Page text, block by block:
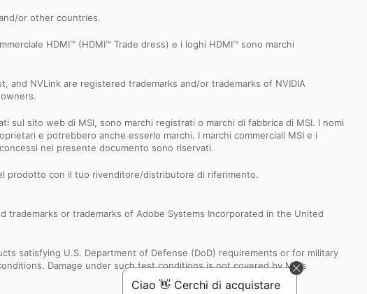
or other countries.
HDMI™ (HDMI™ Trade dress) e i loghi HDMI™ sono marchi
and NVLink are registered trademarks and/or trademarks of NVIDIA
sul sito web di MSI, sono marchi registrati o marchi di fabbrica di MSI. I nomi
e potrebbero anche esserlo marchi. I marchi commerciali MSI e i
nel presente documento sono riservati.
prodotto con il tuo rivenditore/distributore di riferimento.
or trademarks of Adobe Systems Incorporated in the United
satisfying U.S. Department of Defense (DoD) requirements or for military
Damage under such test conditions is not covered by MSI’s